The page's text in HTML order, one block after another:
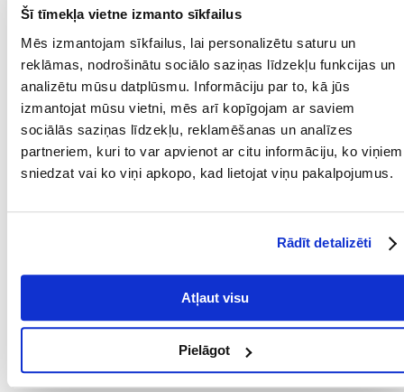
Šī tīmekļa vietne izmanto sīkfailus
Mēs izmantojam sīkfailus, lai personalizētu saturu un
reklāmas, nodrošinātu sociālo saziņas līdzekļu funkcijas un
analizētu mūsu datplūsmu. Informāciju par to, kā jūs
izmantojat mūsu vietni, mēs arī kopīgojam ar saviem
sociālās saziņas līdzekļu, reklamēšanas un analīzes
partneriem, kuri to var apvienot ar citu informāciju, ko viņiem
sniedzat vai ko viņi apkopo, kad lietojat viņu pakalpojumus.
Rādīt detalizēti
Atļaut visu
Pielāgot
Piepildiet tīru pakaišu kastīti ar aptuveni 5 cm pakaišu un vienmērīgi
izklājiet. Katru dienu jānovāc pakaiši no pakaišu kastes un jānovāc
kaudzes. Lai uzturētu tīrību, pēc aptuveni viena mēneša lietošanas
ieteicams iztukšot visus pakaišus, rūpīgi izmazgāt pakaišu kastīti un
pēc tam piepildīt to ar jauniem pakaišiem.
Parametri
IESPĒJA NOLAIST
TUALETI:
Kādi ir produktu vērtēšanas noteikumi?
Tikai reģistrēti FERA24.LV klienti, kuri ir iegādājušies produktu,
var dot tai vērtējumu. Ar zvaigznītēm norādītais vērtējums ir
vidējais no visiem vērtējumiem. Pēc atsauksmju apstrādes mēs
publicēsim gan pozitīvus, gan negatīvus vērtējumus.